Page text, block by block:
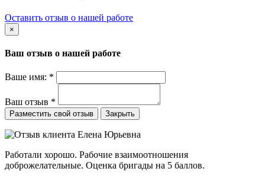
Оставить отзыв о нашей работе
×
Ваш отзыв о нашей работе
Ваше имя: *
Ваш отзыв *
Закрыть
Работали хорошо. Рабочие взаимоотношения
доброжелательные. Оценка бригады на 5 баллов.